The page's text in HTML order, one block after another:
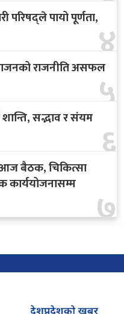
४
परिषद्ले पायो पूर्णता,
५
राजनीति असफल
६
शान्ति, सद्भाव र संयम
७
बैठक, चिकित्सा
कार्ययोजनासम्म